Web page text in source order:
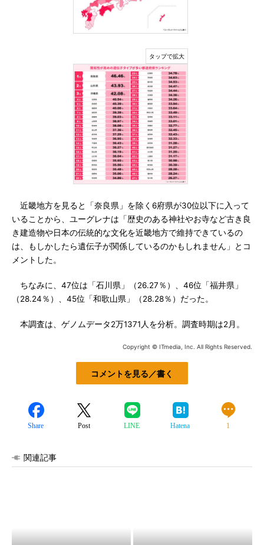
近畿地方を見ると「奈良県」を除く6府県が30位以下に入って
いることから、ユーグレナは「歴史のある神社やお寺など古き良
き建造物や日本の伝統的な文化を近畿地方で維持できているの
は、もしかしたら遺伝子が関係しているのかもしれません」とコ
メントした。
ちなみに、47位は「石川県」（26.27％）、46位「福井県」
（28.24％）、45位「和歌山県」（28.28％）だった。
本調査は、ゲノムデータ2万1371人を分析。調査時期は2月。
Copyright © ITmedia, Inc. All Rights Reserved.
コメントを見る／書く
Share Post LINE Hatena 1
関連記事